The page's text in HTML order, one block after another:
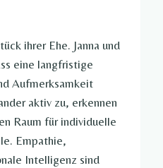
ihrer Ehe. Janna und
eine langfristige
Aufmerksamkeit
aktiv zu, erkennen
Raum für individuelle
Empathie,
Intelligenz sind